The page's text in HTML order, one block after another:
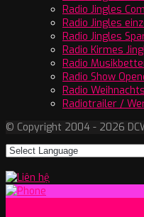
Radio Jingles
Radio Jingles
Radio Jingles
Radio Kirmes
Radio
Radio Show
Radio
Radiotrailer /
© Copyright 2004 - 2026